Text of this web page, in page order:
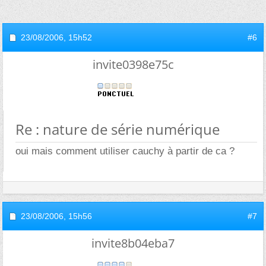
23/08/2006, 15h52 #6
invite0398e75c
Re : nature de série numérique
oui mais comment utiliser cauchy à partir de ca ?
23/08/2006, 15h56 #7
invite8b04eba7